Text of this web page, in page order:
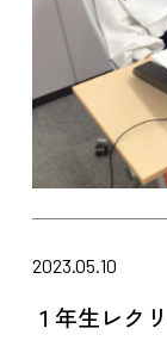
2023.05.10
１年生レク